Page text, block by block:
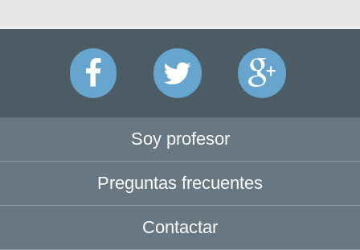
Soy profesor
Preguntas frecuentes
Contactar